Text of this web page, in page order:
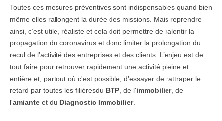
Toutes ces mesures préventives sont indispensables quand bien
même elles rallongent la durée des missions . Mais reprendre
ainsi, c’est utile , réaliste et cela doit permettre de ralentir la
propagation du coronavirus et donc limiter la prolongation du
recul de l’activité des entreprises et des clients . L’enjeu est de
tout faire pour retrouver rapidement une activité pleine et
entière et, partout où c'est possible, d’essayer de rattraper le
retard par toutes les filièresdu BTP , de l'immobilier, de
l'amiante et du Diagnostic Immobilier.